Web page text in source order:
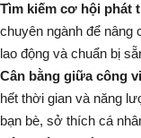
Tìm kiếm cơ hội phát
chuyên ngành để nâng
lao động và chuẩn bị
Cân bằng giữa công
hết thời gian và năng
bạn bè, sở thích cá